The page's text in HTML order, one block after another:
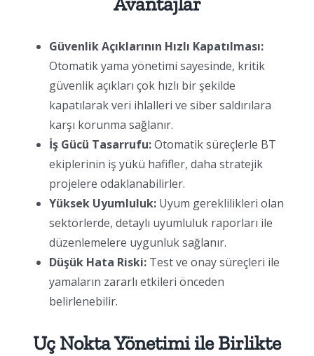
Güvenlik Açıklarının Hızlı Kapatılması:
Otomatik yama yönetimi sayesinde, kritik
güvenlik açıkları çok hızlı bir şekilde
kapatılarak veri ihlalleri ve siber saldırılara
karşı korunma sağlanır.
İş Gücü Tasarrufu:Otomatik süreçlerle BT
ekiplerinin iş yükü hafifler, daha stratejik
projelere odaklanabilirler.
Yüksek Uyumluluk: Uyum gereklilikleri olan
sektörlerde, detaylı uyumluluk raporları ile
düzenlemelere uygunluk sağlanır.
Düşük Hata Riski: Test ve onay süreçleri ile
yamaların zararlı etkileri önceden
belirlenebilir.
Uç Nokta Yönetimi ile Birlikte